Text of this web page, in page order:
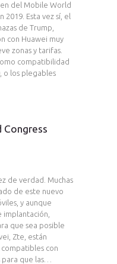
del Mobile World
Esta vez sí, el
de Trump,
con Huawei muy
zonas y tarifas.
compatibilidad
o los plegables
Congress
de verdad. Muchas
de este nuevo
y aunque
implantación,
que sea posible
Zte, están
con
que las…